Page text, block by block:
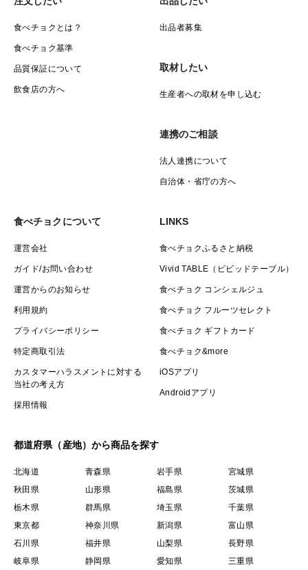
食べチョクとは？
食べチョク基準
品質保証について
飲食店の方へ
出品者募集
取材したい
生産者への取材を申し込む
連携のご相談
法人連携について
自治体・省庁の方へ
食べチョクについて
運営会社
ガイド/お問い合わせ
運営からのお知らせ
利用規約
プライバシーポリシー
特定商取引法
カスタマーハラスメントに対する
当社の考え方
採用情報
LINKS
食べチョクふるさと納税
Vivid TABLE（ビビッドテーブル）
食べチョク コンシェルジュ
食べチョク フルーツセレクト
食べチョク ギフトカード
食べチョク&more
iOSアプリ
Androidアプリ
都道府県（産地）から商品を探す
北海道 青森県 岩手県
宮城県
秋田県
山形県 福島県
茨城県
栃木県
群馬県 埼玉県
千葉県
東京都
神奈川県 新潟県
富山県
石川県
福井県 山梨県
長野県
岐阜県
静岡県 愛知県 三重県